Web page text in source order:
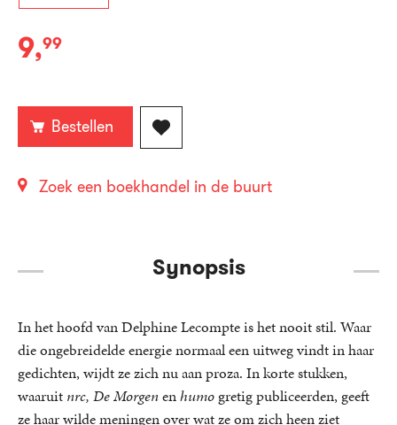
E-
9,99
Bestellen
Zoek een boekhandel in de buurt
Synopsis
In het hoofd van Delphine Lecompte is het nooit stil. Waar
die ongebreidelde energie normaal een uitweg vindt in haar
gedichten, wijdt ze zich nu aan proza. In korte stukken,
waaruit nrc, De Morgenenhumogretig publiceerden, geeft
ze haar wilde meningen over wat ze om zich heen ziet